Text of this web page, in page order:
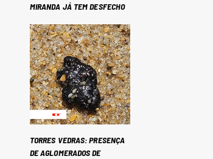
MIRANDA JÁ TEM DESFECHO
TORRES VEDRAS: PRESENÇA
DE AGLOMERADOS DE